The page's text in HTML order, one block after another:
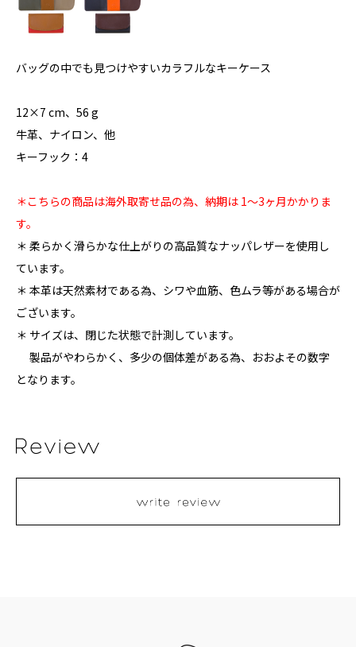
バッグの中でも見つけやすいカラフルなキーケース
12×7 cm、56 g
牛革、ナイロン、他
キーフック：4
＊こちらの商品は海外取寄せ品の為、納期は 1〜3ヶ月かかりま
す。
＊ 柔らかく滑らかな仕上がりの高品質なナッパレザーを使用し
ています。
＊ 本革は天然素材である為、シワや血筋、色ムラ等がある場合が
ございます。
＊ サイズは、閉じた状態で計測しています。
製品がやわらかく、多少の個体差がある為、おおよその数字
となります。